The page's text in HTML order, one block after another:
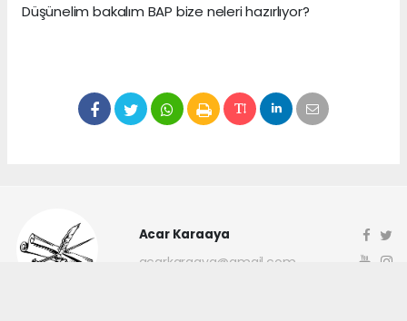
Düşünelim bakalım BAP bize neleri hazırlıyor?
Acar Karaaya
acarkaraaya@gmail.com